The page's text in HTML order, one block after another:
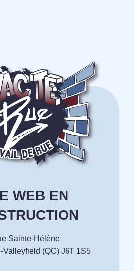
WEB EN
Sainte-Hélène
Valleyfield (QC) J6T 1S5